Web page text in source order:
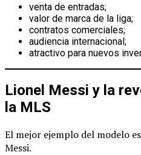
venta de entradas;
valor de marca de la liga;
contratos comerciales;
audiencia internacional;
atractivo para nuevos
Lionel Messi y la
la MLS
El mejor ejemplo del modelo
Messi.